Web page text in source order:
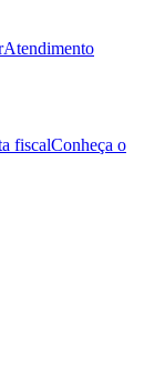
Atendimento
fiscalConheça o